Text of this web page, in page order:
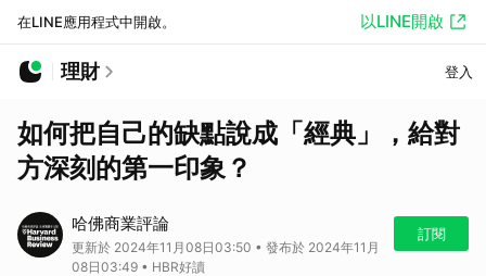
在LINE應用程式中開啟。 以LINE開啟
理財 登入
如何把自己的缺點說成「經典」，給對
方深刻的第一印象？
哈佛商業評論
更新於 2024年11月08日03:50 • 發布於 2024年11月
08日03:49 • HBR好讀
訂閱